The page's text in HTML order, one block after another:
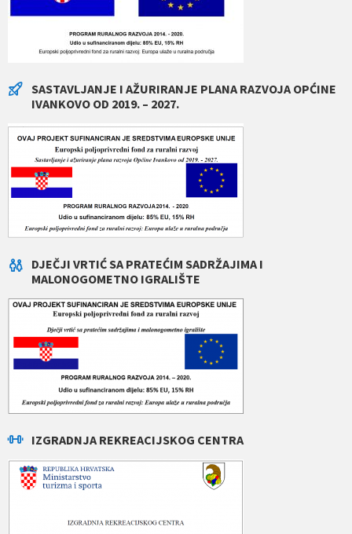
SASTAVLJANJE I AŽURIRANJE PLANA RAZVOJA OPĆINE
IVANKOVO OD 2019. – 2027.
DJEČJI VRTIĆ SA PRATEĆIM SADRŽAJIMA I
MALONOGOMETNO IGRALIŠTE
IZGRADNJA REKREACIJSKOG CENTRA